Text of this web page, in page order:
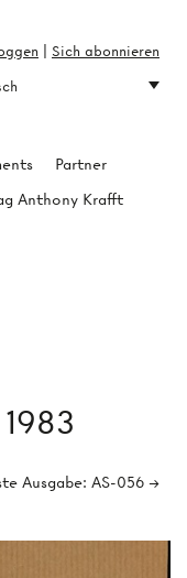
1983
Ausgabe: AS-056 →
Partner
Anthony Krafft
Sich abonnieren